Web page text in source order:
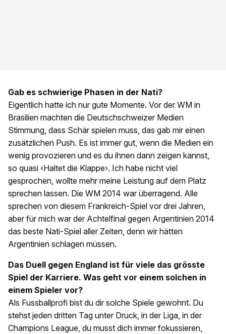
Gab es schwierige Phasen in der Nati?
Eigentlich hatte ich nur gute Momente. Vor der WM in
Brasilien machten die Deutschschweizer Medien
Stimmung, dass Schär spielen muss, das gab mir einen
zusätzlichen Push. Es ist immer gut, wenn die Medien ein
wenig provozieren und es du ihnen dann zeigen kannst,
so quasi ‹Haltet die Klappe›. Ich habe nicht viel
gesprochen, wollte mehr meine Leistung auf dem Platz
sprechen lassen. Die WM 2014 war überragend. Alle
sprechen von diesem Frankreich-Spiel vor drei Jahren,
aber für mich war der Achtelfinal gegen Argentinien 2014
das beste Nati-Spiel aller Zeiten, denn wir hätten
Argentinien schlagen müssen.
Das Duell gegen England ist für viele das grösste
Spiel der Karriere. Was geht vor einem solchen in
einem Spieler vor?
Als Fussballprofi bist du dir solche Spiele gewohnt. Du
stehst jeden dritten Tag unter Druck, in der Liga, in der
Champions League, du musst dich immer fokussieren,